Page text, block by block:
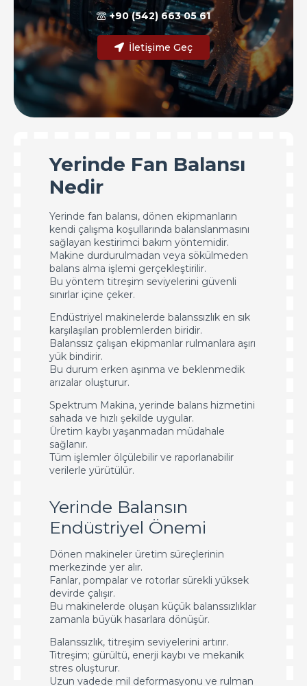
+90 (542) 663 05 61
İletişime Geç
Yerinde Fan Balansı
Nedir
Yerinde fan balansı, dönen ekipmanların
kendi çalışma koşullarında balanslanmasını
sağlayan kestirimci bakım yöntemidir.
Makine durdurulmadan veya sökülmeden
balans alma işlemi gerçekleştirilir.
Bu yöntem titreşim seviyelerini güvenli
sınırlar içine çeker.
Endüstriyel makinelerde balanssızlık en sık
karşılaşılan problemlerden biridir.
Balanssız çalışan ekipmanlar rulmanlara aşırı
yük bindirir.
Bu durum erken aşınma ve beklenmedik
arızalar oluşturur.
Spektrum Makina, yerinde balans hizmetini
sahada ve hızlı şekilde uygular.
Üretim kaybı yaşanmadan müdahale
sağlanır.
Tüm işlemler ölçülebilir ve raporlanabilir
verilerle yürütülür.
Yerinde Balansın
Endüstriyel Önemi
Dönen makineler üretim süreçlerinin
merkezinde yer alır.
Fanlar, pompalar ve rotorlar sürekli yüksek
devirde çalışır.
Bu makinelerde oluşan küçük balanssızlıklar
zamanla büyük hasarlara dönüşür.
Balanssızlık, titreşim seviyelerini artırır.
Titreşim; gürültü, enerji kaybı ve mekanik
stres oluşturur.
Uzun vadede mil deformasyonu ve rulman